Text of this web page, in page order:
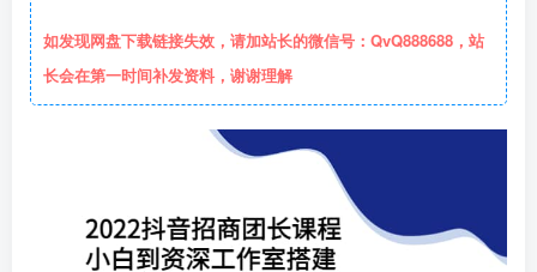
如发现网盘下载链接失效，请加站长的微信号：QvQ888688，站
长会在第一时间补发资料，谢谢理解